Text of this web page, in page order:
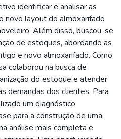
identificar e analisar as
novo layout do almoxarifado
Além disso, buscou-se
de estoques, abordando as
e novo almoxarifado. Como
colaborou na busca de
do estoque e atender
demandas dos clientes. Para
um diagnóstico
para a construção de uma
análise mais completa e